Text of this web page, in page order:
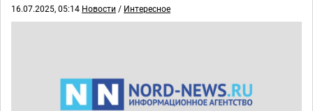
16.07.2025, 05:14 Новости / Интересное